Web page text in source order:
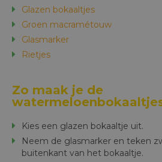
Glazen bokaaltjes
Groen macramétouw
Glasmarker
Rietjes
Zo maak je de
Kies een glazen bokaaltje uit.
Neem de glasmarker en teken
buitenkant van het bokaaltje.